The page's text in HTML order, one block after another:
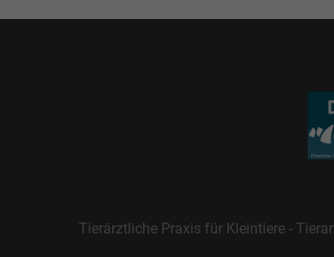
Tierärztliche Praxis für Kleintiere -